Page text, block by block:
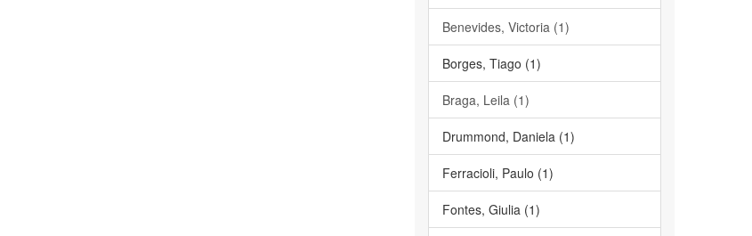
Benevides, Victoria (1)
Borges, Tiago (1)
Braga, Leila (1)
Drummond, Daniela (1)
Ferracioli, Paulo (1)
Fontes, Giulia (1)